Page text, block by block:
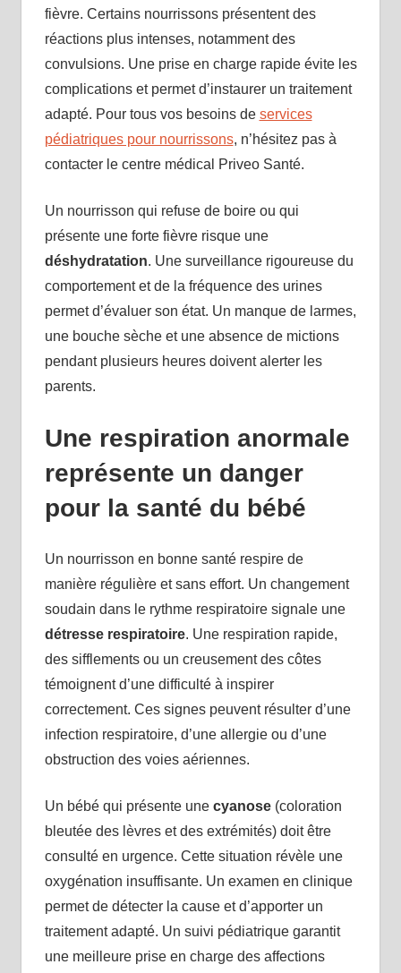
fièvre. Certains nourrissons présentent des
réactions plus intenses, notamment des
convulsions. Une prise en charge rapide évite les
complications et permet d’instaurer un traitement
adapté. Pour tous vos besoins de services
pédiatriques pour nourrissons, n’hésitez pas à
contacter le centre médical Priveo Santé.
Un nourrisson qui refuse de boire ou qui
présente une forte fièvre risque une
déshydratation. Une surveillance rigoureuse du
comportement et de la fréquence des urines
permet d’évaluer son état. Un manque de larmes,
une bouche sèche et une absence de mictions
pendant plusieurs heures doivent alerter les
parents.
Une respiration anormale
représente un danger
pour la santé du bébé
Un nourrisson en bonne santé respire de
manière régulière et sans effort. Un changement
soudain dans le rythme respiratoire signale une
détresse respiratoire. Une respiration rapide,
des sifflements ou un creusement des côtes
témoignent d’une difficulté à inspirer
correctement. Ces signes peuvent résulter d’une
infection respiratoire, d’une allergie ou d’une
obstruction des voies aériennes.
Un bébé qui présente une cyanose(coloration
bleutée des lèvres et des extrémités) doit être
consulté en urgence. Cette situation révèle une
oxygénation insuffisante. Un examen en clinique
permet de détecter la cause et d’apporter un
traitement adapté. Un suivi pédiatrique garantit
une meilleure prise en charge des affections